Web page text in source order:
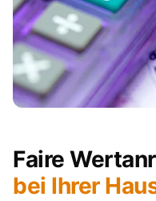
Faire
bei Ihrer